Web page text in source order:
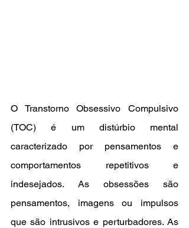
O Transtorno Obsessivo Compulsivo
(TOC) é um distúrbio mental
caracterizado por pensamentos e
comportamentos repetitivos e
indesejados. As obsessões são
pensamentos, imagens ou impulsos
que são intrusivos e perturbadores. As